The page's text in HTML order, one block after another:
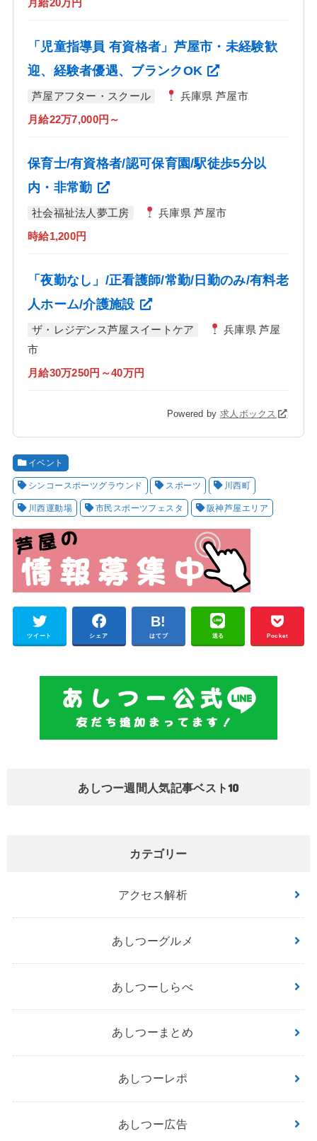
月給20万円
「児童指導員 有資格者」芦屋市・未経験歓
迎、経験者優遇、ブランクOK
芦屋アフター・スクール 兵庫県 芦屋市
月給22万7,000円～
保育士/有資格者/認可保育園/駅徒歩5分以
内・非常勤
社会福祉法人夢工房 兵庫県 芦屋市
時給1,200円
「夜勤なし」/正看護師/常勤/日勤のみ/有料老
人ホーム/介護施設
ザ・レジデンス芦屋スイートケア
兵庫県 芦屋
市
月給30万250円～40万円
Powered by 求人ボックス
イベント
シンコースポーツグラウンド スポーツ 川西町
川西運動場 市民スポーツフェスタ 阪神芦屋エリア
ツイート シェア はてブ 送る Pocket
あしつー週間人気記事ベスト10
カテゴリー
アクセス解析
あしつーグルメ
あしつーしらべ
あしつーまとめ
あしつーレポ
あしつー広告